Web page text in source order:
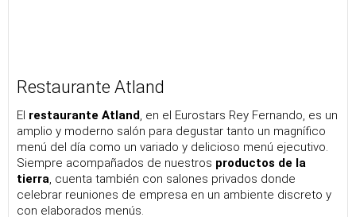
Restaurante Atland
El restaurante Atland, en el Eurostars Rey Fernando, es un
amplio y moderno salón para degustar tanto un magnífico
menú del día como un variado y delicioso menú ejecutivo.
Siempre acompañados de nuestros productos de la
tierra, cuenta también con salones privados donde
celebrar reuniones de empresa en un ambiente discreto y
con elaborados menús.